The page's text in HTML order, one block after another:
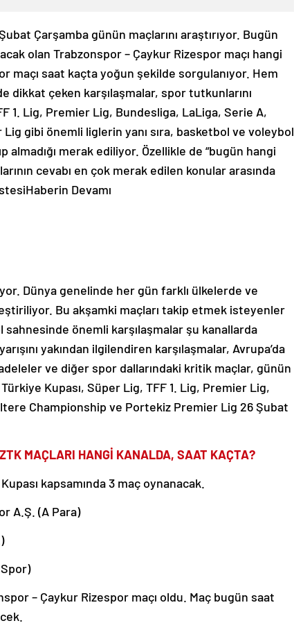
Çarşamba günün maçlarını araştırıyor. Bugün
olan Trabzonspor – Çaykur Rizespor maçı hangi
maçı saat kaçta yoğun şekilde sorgulanıyor. Hem
dikkat çeken karşılaşmalar, spor tutkunlarını
1. Lig, Premier Lig, Bundesliga, LaLiga, Serie A,
gibi önemli liglerin yanı sıra, basketbol ve voleybol
almadığı merak ediliyor. Özellikle de “bugün hangi
cevabı en çok merak edilen konular arasında
Haberin Devamı
Dünya genelinde her gün farklı ülkelerde ve
Bu akşamki maçları takip etmek isteyenler
önemli karşılaşmalar şu kanallarda
yakından ilgilendiren karşılaşmalar, Avrupa’da
ve diğer spor dallarındaki kritik maçlar, günün
Kupası, Süper Lig, TFF 1. Lig, Premier Lig,
Championship ve Portekiz Premier Lig 26 Şubat
MAÇLARI HANGİ KANALDA, SAAT KAÇTA?
kapsamında 3 maç oynanacak.
A.Ş. (A Para)
– Çaykur Rizespor maçı oldu. Maç bugün saat